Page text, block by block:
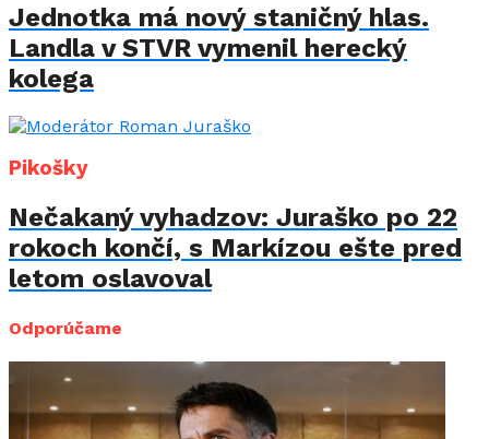
Jednotka má nový staničný hlas.
Landla v STVR vymenil herecký
kolega
Pikošky
Nečakaný vyhadzov: Juraško po 22
rokoch končí, s Markízou ešte pred
letom oslavoval
Odporúčame